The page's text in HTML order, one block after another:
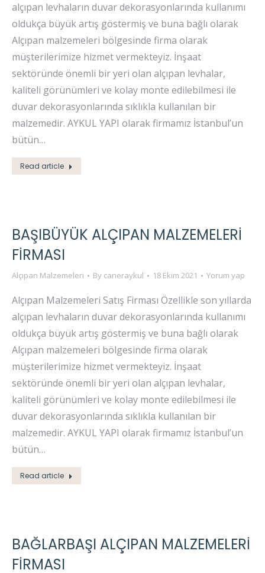
alçıpan levhaların duvar dekorasyonlarında kullanımı
oldukça büyük artış göstermiş ve buna bağlı olarak
Alçıpan malzemeleri bölgesinde firma olarak
müşterilerimize hizmet vermekteyiz. İnşaat
sektöründe önemli bir yeri olan alçıpan levhalar,
kaliteli görünümleri ve kolay monte edilebilmesi ile
duvar dekorasyonlarında sıklıkla kullanılan bir
malzemedir. AYKUL YAPI olarak firmamız İstanbul’un
bütün…
Read article
BAŞIBÜYÜK ALÇIPAN MALZEMELERI
FIRMASI
Alçıpan Malzemeleri By caneraykul 18 Ekim 2021 Yorum yap
Alçıpan Malzemeleri Satış Firması Özellikle son yıllarda
alçıpan levhaların duvar dekorasyonlarında kullanımı
oldukça büyük artış göstermiş ve buna bağlı olarak
Alçıpan malzemeleri bölgesinde firma olarak
müşterilerimize hizmet vermekteyiz. İnşaat
sektöründe önemli bir yeri olan alçıpan levhalar,
kaliteli görünümleri ve kolay monte edilebilmesi ile
duvar dekorasyonlarında sıklıkla kullanılan bir
malzemedir. AYKUL YAPI olarak firmamız İstanbul’un
bütün…
Read article
BAĞLARBAŞI ALÇIPAN MALZEMELERI
FIRMASI